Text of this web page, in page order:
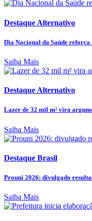
Destaque Alternativo
Dia Nacional da Saúde
Saiba Mais
Destaque Alternativo
Lazer de 32 mil m² vira
Saiba Mais
Destaque Brasil
Prouni 2026: divulgado
Saiba Mais